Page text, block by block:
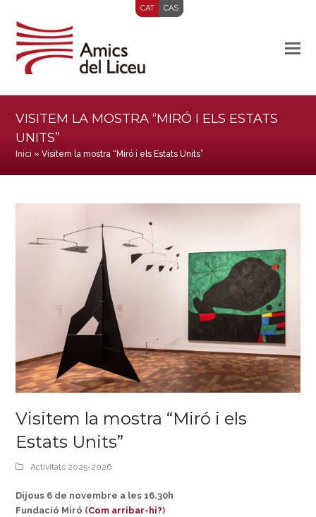
CAT CAS
VISITEM LA MOSTRA “MIRÓ I ELS ESTATS
UNITS”
Inici »Visitem la mostra “Miró i els Estats Units”
Visitem la mostra “Miró i els
Estats Units”
Activitats 2025-2026
Dijous 6 de novembre a les 16.30h
Fundació Miró (Com arribar-hi?)